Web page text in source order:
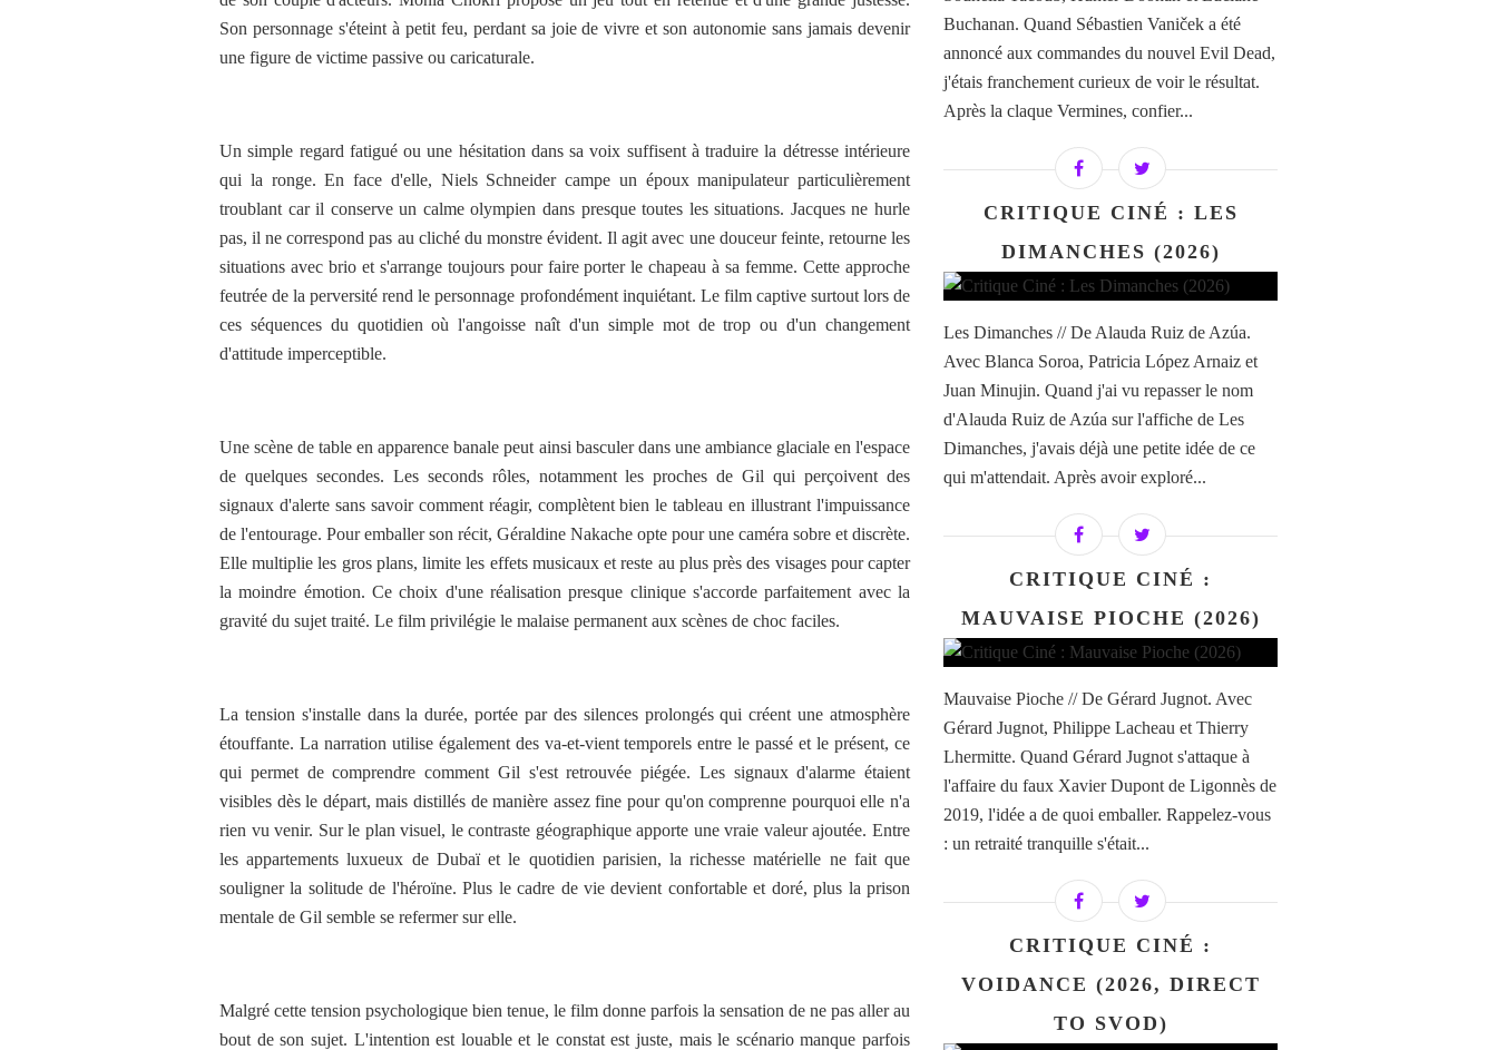
Son personnage s'éteint à petit feu, perdant sa joie de vivre et son autonomie sans jamais devenir
une figure de victime passive ou caricaturale.
Un simple regard fatigué ou une hésitation dans sa voix suffisent à traduire la détresse intérieure
qui la ronge. En face d'elle, Niels Schneider campe un époux manipulateur particulièrement
troublant car il conserve un calme olympien dans presque toutes les situations. Jacques ne hurle
pas, il ne correspond pas au cliché du monstre évident. Il agit avec une douceur feinte, retourne les
situations avec brio et s'arrange toujours pour faire porter le chapeau à sa femme. Cette approche
feutrée de la perversité rend le personnage profondément inquiétant. Le film captive surtout lors de
ces séquences du quotidien où l'angoisse naît d'un simple mot de trop ou d'un changement
d'attitude imperceptible.
Une scène de table en apparence banale peut ainsi basculer dans une ambiance glaciale en l'espace
de quelques secondes. Les seconds rôles, notamment les proches de Gil qui perçoivent des
signaux d'alerte sans savoir comment réagir, complètent bien le tableau en illustrant l'impuissance
de l'entourage. Pour emballer son récit, Géraldine Nakache opte pour une caméra sobre et discrète.
Elle multiplie les gros plans, limite les effets musicaux et reste au plus près des visages pour capter
la moindre émotion. Ce choix d'une réalisation presque clinique s'accorde parfaitement avec la
gravité du sujet traité. Le film privilégie le malaise permanent aux scènes de choc faciles.
La tension s'installe dans la durée, portée par des silences prolongés qui créent une atmosphère
étouffante. La narration utilise également des va-et-vient temporels entre le passé et le présent, ce
qui permet de comprendre comment Gil s'est retrouvée piégée. Les signaux d'alarme étaient
visibles dès le départ, mais distillés de manière assez fine pour qu'on comprenne pourquoi elle n'a
rien vu venir. Sur le plan visuel, le contraste géographique apporte une vraie valeur ajoutée. Entre
les appartements luxueux de Dubaï et le quotidien parisien, la richesse matérielle ne fait que
souligner la solitude de l'héroïne. Plus le cadre de vie devient confortable et doré, plus la prison
mentale de Gil semble se refermer sur elle.
Malgré cette tension psychologique bien tenue, le film donne parfois la sensation de ne pas aller au
bout de son sujet. L'intention est louable et le constat est juste, mais le scénario manque parfois
Buchanan. Quand Sébastien Vaniček a été
annoncé aux commandes du nouvel Evil Dead,
j'étais franchement curieux de voir le résultat.
Après la claque Vermines, confier...
CRITIQUE CINÉ : LES
DIMANCHES (2026)
Les Dimanches // De Alauda Ruiz de Azúa.
Avec Blanca Soroa, Patricia López Arnaiz et
Juan Minujin. Quand j'ai vu repasser le nom
d'Alauda Ruiz de Azúa sur l'affiche de Les
Dimanches, j'avais déjà une petite idée de ce
qui m'attendait. Après avoir exploré...
CRITIQUE CINÉ :
MAUVAISE PIOCHE (2026)
Mauvaise Pioche // De Gérard Jugnot. Avec
Gérard Jugnot, Philippe Lacheau et Thierry
Lhermitte. Quand Gérard Jugnot s'attaque à
l'affaire du faux Xavier Dupont de Ligonnès de
2019, l'idée a de quoi emballer. Rappelez-vous
: un retraité tranquille s'était...
CRITIQUE CINÉ :
VOIDANCE (2026, DIRECT
TO SVOD)